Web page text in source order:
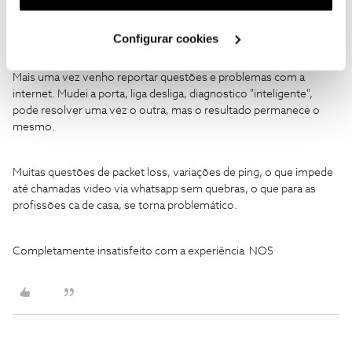
utilização dos cookies clicando em "Configurar
Configurar cookies
Mais uma vez venho reportar questões e problemas com a
internet. Mudei a porta, liga desliga, diagnostico "inteligente",
pode resolver uma vez o outra, mas o resultado permanece o
mesmo.
Muitas questões de packet loss, variações de ping, o que impede
até chamadas video via whatsapp sem quebras, o que para as
profissões ca de casa, se torna problemático.
Completamente insatisfeito com a experiência NOS